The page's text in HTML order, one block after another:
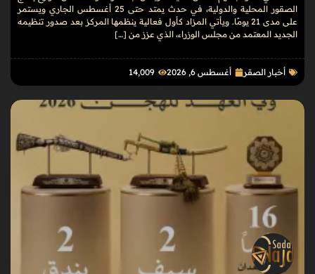
الصقور المحلية والدولية، في حدث يمتد حتى 25 أغسطس الجاري ويستمر
على مدى 21 يومًا. ويأتي المزاد كأول فعالية ينظمها المركز بعد صدور تنظيمه
الجديد المعتمد من مجلس الوزراء، الذي عزز من […]
أخبار الصقر أغسطس 6, 2026 14٬009